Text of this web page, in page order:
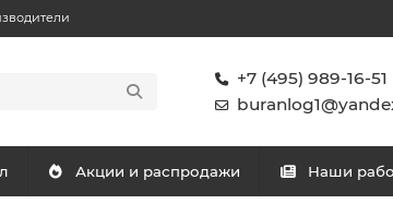
+7 (495) 989-16-51
Акции и распродажи Наши